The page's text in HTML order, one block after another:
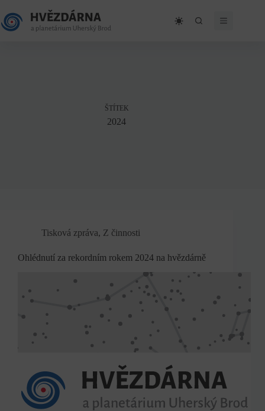
to
content
ŠTÍTEK
2024
Tisková zpráva, Z činnosti
Ohlédnutí za rekordním rokem 2024 na hvězdárně